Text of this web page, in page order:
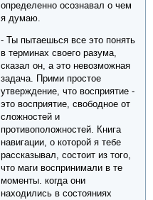
определенно осознавал о чем
я думаю.
- Ты пытаешься все это понять
в терминах своего разума,
сказал он, а это невозможная
задача. Прими простое
утверждение, что восприятие -
это восприятие, свободное от
сложностей и
противоположностей. Книга
навигации, о которой я тебе
рассказывал, состоит из того,
что маги воспринимали в те
моменты. когда они
находились в состояниях